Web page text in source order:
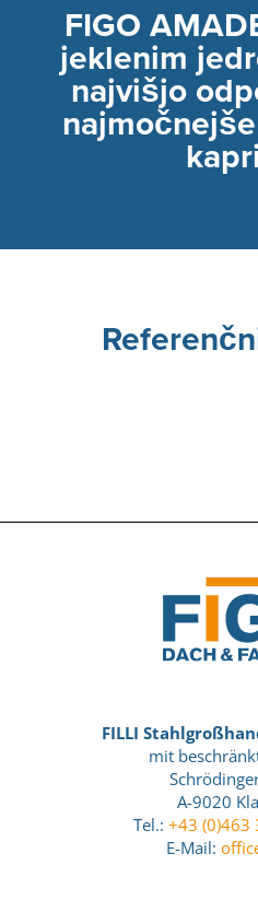
FIGO
jeklenim
najvišjo
FILLI
mit
A-9020
Tel.: +43 (0)463
E-Mail: